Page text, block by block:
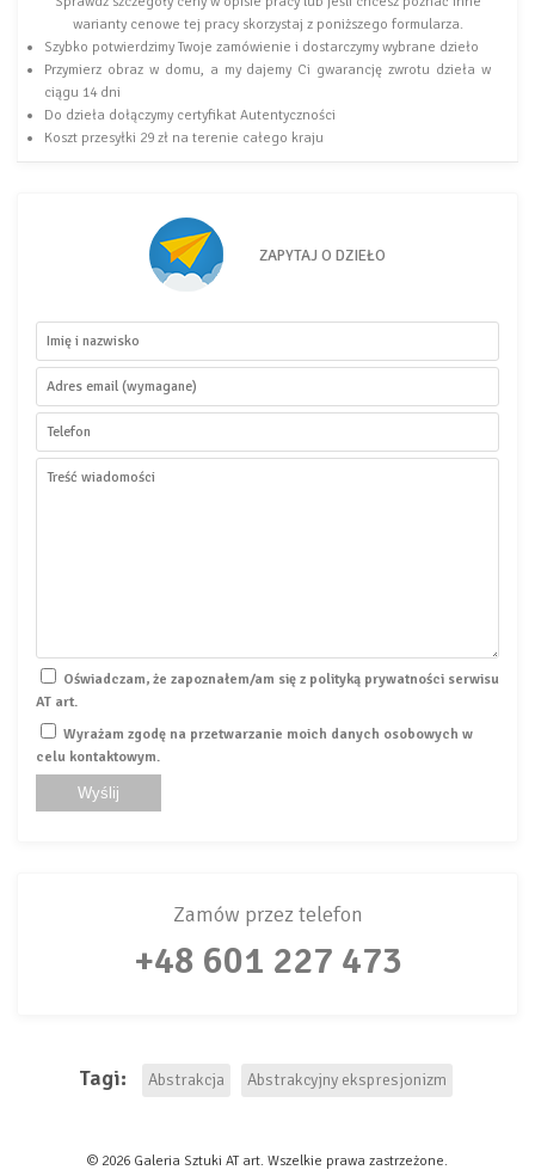
warianty cenowe tej pracy skorzystaj z poniższego formularza.
Szybko potwierdzimy Twoje zamówienie i dostarczymy wybrane dzieło
Przymierz obraz w domu, a my dajemy Ci gwarancję zwrotu dzieła w
ciągu 14 dni
Do dzieła dołączymy certyfikat Autentyczności
Koszt przesyłki 29 zł na terenie całego kraju
ZAPYTAJ O DZIEŁO
Oświadczam, że zapoznałem/am się z polityką prywatności serwisu
AT art.
Wyrażam zgodę na przetwarzanie moich danych osobowych w
celu kontaktowym.
Zamów przez telefon
+48 601 227 473
Tagi: Abstrakcja Abstrakcyjny ekspresjonizm
© 2026 Galeria Sztuki AT art. Wszelkie prawa zastrzeżone.